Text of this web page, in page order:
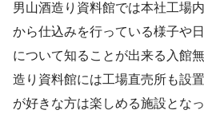
男山酒造り資料館では本社工場
から仕込みを行っている様子や
について知ることが出来る入館
造り資料館には工場直売所も設
が好きな方は楽しめる施設とな